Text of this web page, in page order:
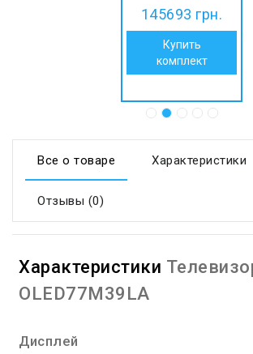
145693 грн.
Купить
комплект
Все о товаре Характеристики
Отзывы (0)
Характеристики
OLED77M39LA
Дисплей